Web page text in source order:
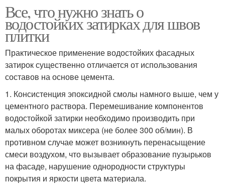
Все, что нужно знать о
водостойких затирках для швов
плитки
Практическое применение водостойких фасадных
затирок существенно отличается от использования
составов на основе цемента.
1. Консистенция эпоксидной смолы намного выше, чем у
цементного раствора. Перемешивание компонентов
водостойкой затирки необходимо производить при
малых оборотах миксера (не более 300 об/мин). В
противном случае может возникнуть перенасыщение
смеси воздухом, что вызывает образование пузырьков
на фасаде, нарушение однородности структуры
покрытия и яркости цвета материала.